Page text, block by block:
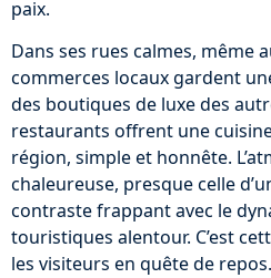
paix.
Dans ses rues calmes, même
commerces locaux gardent
des boutiques de luxe des
restaurants offrent une
région, simple et honnête.
chaleureuse, presque celle
contraste frappant avec le
touristiques alentour. C’est
les visiteurs en quête de repos.